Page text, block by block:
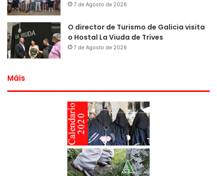
7 de Agosto de 2026
O director de Turismo de Galicia visita
o Hostal La Viuda de Trives
7 de Agosto de 2026
Máis